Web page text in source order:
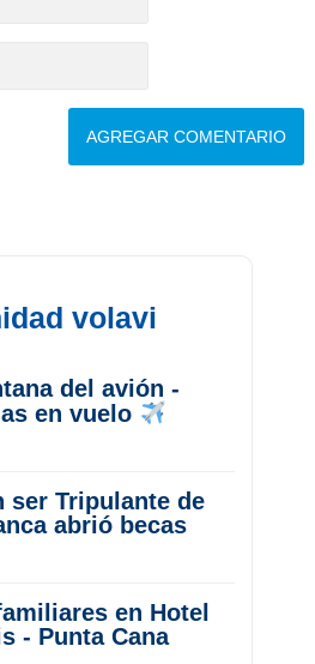
volavi
del avión -
en vuelo
ser Tripulante de
abrió becas
en Hotel
- Punta Cana